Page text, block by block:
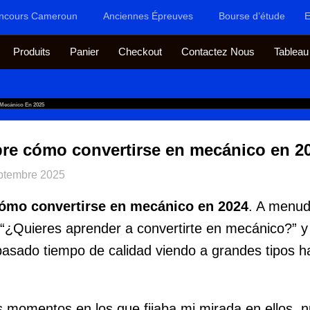
Cameroun Anciennes Épreuves Bourse d’étude
Produits Panier Checkout Contactez Nous
En 2025
cómo convertirse en mecánico en
2025
convertirse en mecánico en 2024. A
aprender a convertirte en mecánico?”
tiempo de calidad viendo a grandes tipos